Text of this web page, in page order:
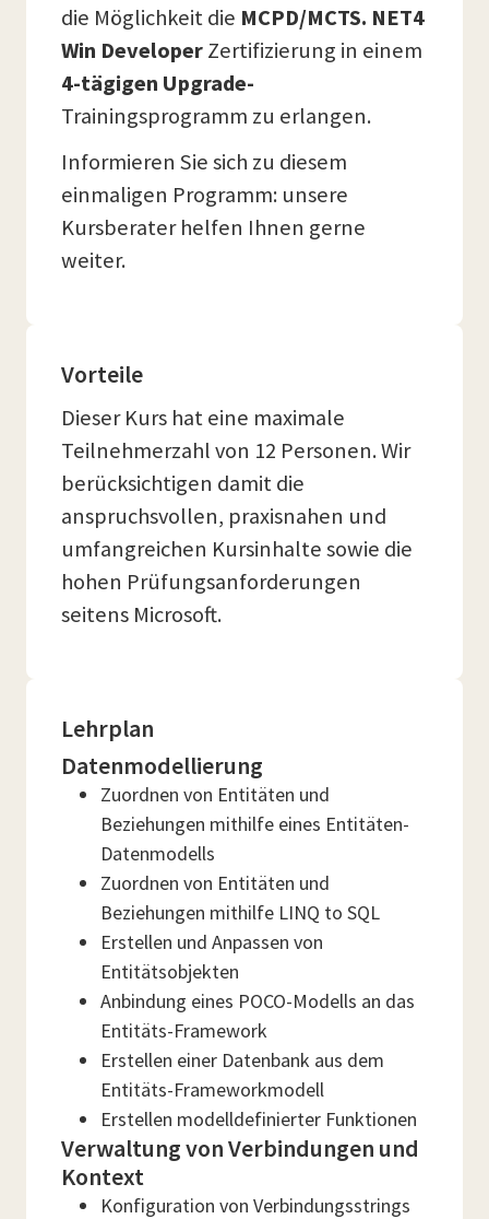
die Möglichkeit die MCPD/MCTS. NET4
Win DeveloperZertifizierung in einem
4-tägigen Upgrade-
Trainingsprogramm zu erlangen.
Informieren Sie sich zu diesem
einmaligen Programm: unsere
Kursberater helfen Ihnen gerne
weiter.
Vorteile
Dieser Kurs hat eine maximale
Teilnehmerzahl von 12 Personen. Wir
berücksichtigen damit die
anspruchsvollen, praxisnahen und
umfangreichen Kursinhalte sowie die
hohen Prüfungsanforderungen
seitens Microsoft.
Lehrplan
Datenmodellierung
Zuordnen von Entitäten und
Beziehungen mithilfe eines Entitäten-
Datenmodells
Zuordnen von Entitäten und
Beziehungen mithilfe LINQ to SQL
Erstellen und Anpassen von
Entitätsobjekten
Anbindung eines POCO-Modells an das
Entitäts-Framework
Erstellen einer Datenbank aus dem
Entitäts-Frameworkmodell
Erstellen modelldefinierter Funktionen
Verwaltung von Verbindungen und
Kontext
Konfiguration von Verbindungsstrings